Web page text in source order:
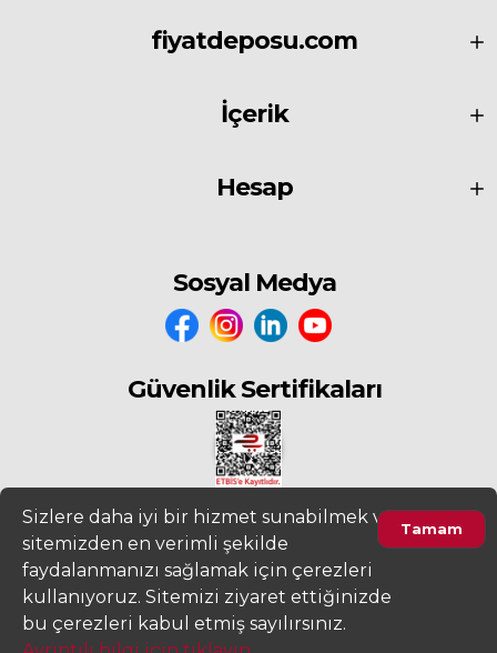
fiyatdeposu.com
İçerik
Hesap
Sosyal Medya
Güvenlik Sertifikaları
2022 www.fiyatdeposu.com
Altera Bilgi Teknolojileri LTD. ŞTİ. Her
Hakkı Saklıdır.
Gizlilik ve KVKK Aydınlatma Metni Kullanım Sözleşmesi
Tamam
Sizlere daha iyi bir hizmet sunabilmek ve
sitemizden en verimli şekilde
faydalanmanızı sağlamak için çerezleri
kullanıyoruz. Sitemizi ziyaret ettiğinizde
bu çerezleri kabul etmiş sayılırsınız.
Ürünleri Filtrele